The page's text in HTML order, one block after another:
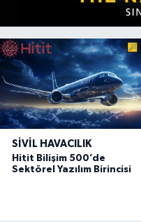
SIVIL HAVACILIK
Hitit Bilişim 500’de
Sektörel Yazılım Birincisi